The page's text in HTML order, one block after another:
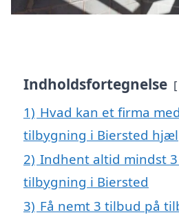
Indholdsfortegnelse
1) Hvad kan et firma
tilbygning i Biersted
2) Indhent altid mindst
tilbygning i Biersted
3) Få nemt 3 tilbud på